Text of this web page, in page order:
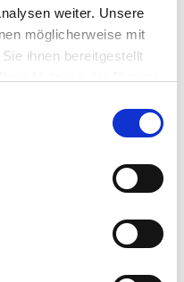
weiter. Unsere
möglicherweise mit
ihnen bereitgestellt
weiterhin nutzen.